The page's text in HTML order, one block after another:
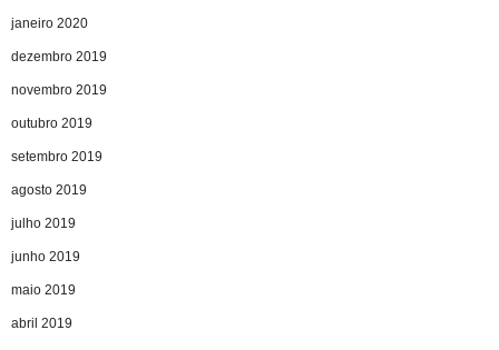
janeiro 2020
dezembro 2019
novembro 2019
outubro 2019
setembro 2019
agosto 2019
julho 2019
junho 2019
maio 2019
abril 2019